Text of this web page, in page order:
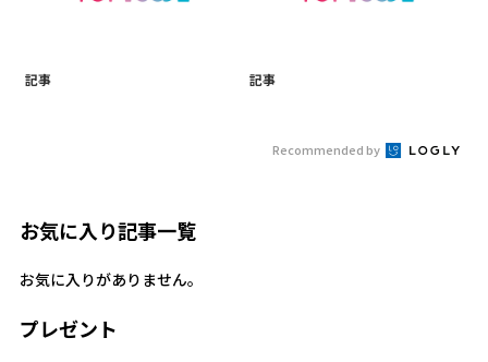
記事 記事
Recommended by
お気に入り記事一覧
お気に入りがありません。
プレゼント